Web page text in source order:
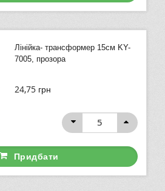
Лінійка- трансформер 15см KY-
7005, прозора
24,75 грн
Придбати